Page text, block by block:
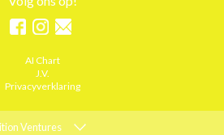
AI Chart
J.V.
Privacyverklaring
Ventures